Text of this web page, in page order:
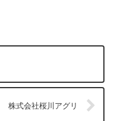
株式会社桜川アグリ